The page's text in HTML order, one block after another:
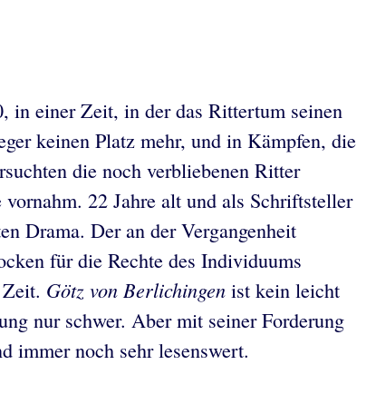
in einer Zeit, in der das Rittertum seinen
keinen Platz mehr, und in Kämpfen, die
die noch verbliebenen Ritter
22 Jahre alt und als Schriftsteller
Drama. Der an der Vergangenheit
für die Rechte des Individuums
Götz von Berlichingen ist kein leicht
nur schwer. Aber mit seiner Forderung
immer noch sehr lesenswert.